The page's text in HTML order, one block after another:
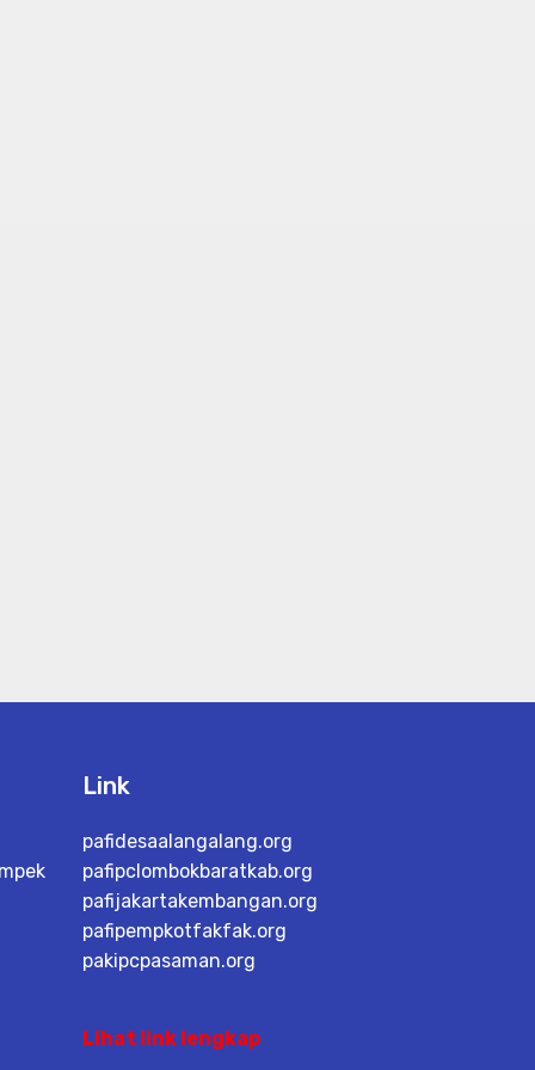
Link
pafidesaalangalang.org
pafipclombokbaratkab.org
pafijakartakembangan.org
pafipempkotfakfak.org
pakipcpasaman.org
Lihat link lengkap